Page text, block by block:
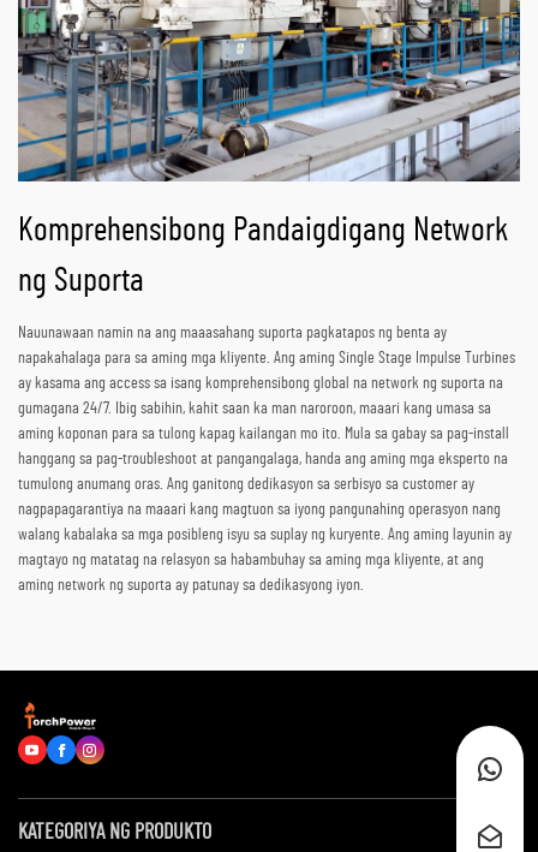
Komprehensibong Pandaigdigang Network
ng Suporta
Nauunawaan namin na ang maaasahang suporta pagkatapos ng benta ay
napakahalaga para sa aming mga kliyente. Ang aming Single Stage Impulse Turbines
ay kasama ang access sa isang komprehensibong global na network ng suporta na
gumagana 24/7. Ibig sabihin, kahit saan ka man naroroon, maaari kang umasa sa
aming koponan para sa tulong kapag kailangan mo ito. Mula sa gabay sa pag-install
hanggang sa pag-troubleshoot at pangangalaga, handa ang aming mga eksperto na
tumulong anumang oras. Ang ganitong dedikasyon sa serbisyo sa customer ay
nagpapagarantiya na maaari kang magtuon sa iyong pangunahing operasyon nang
walang kabalaka sa mga posibleng isyu sa suplay ng kuryente. Ang aming layunin ay
magtayo ng matatag na relasyon sa habambuhay sa aming mga kliyente, at ang
aming network ng suporta ay patunay sa dedikasyong iyon.
KATEGORIYA NG PRODUKTO